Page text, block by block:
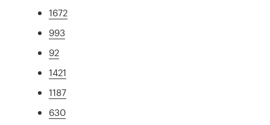
1672
993
92
1421
1187
630